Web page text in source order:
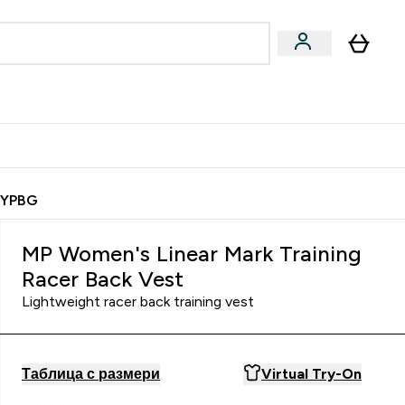
MP Women's Linear Mark Training
Racer Back Vest
Lightweight racer back training vest
Таблица с размери Virtual Try-On